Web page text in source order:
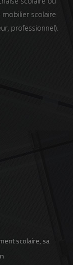
mobilier scolaire
professionnel).
scolaire, sa